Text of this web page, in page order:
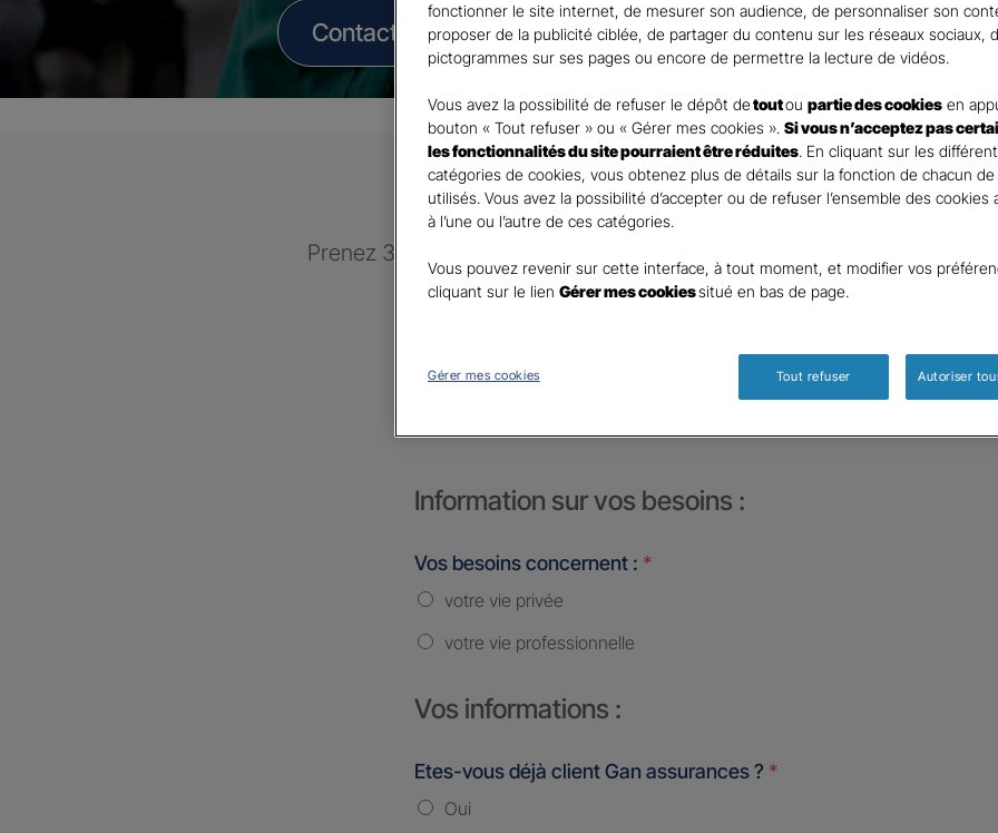
Contacter un Agent
DEMANDE DE DEVIS
Prenez 3 minutes pour remplir ce rapide questionnaire afin que
recontacte rapidement pour finaliser l’étude précise de
GAN ASSURANCES SOISSONS
Information sur vos besoins :
Vos besoins concernent : *
votre vie privée
votre vie professionnelle
Vos informations :
Etes-vous déjà client Gan assurances ? *
Oui
fonctionner le site internet, de mesurer son audience, de personnaliser son
proposer de la publicité ciblée, de partager du contenu sur les réseaux sociaux,
pictogrammes sur ses pages ou encore de permettre la lecture de vidéos.
Vous avez la possibilité de refuser le dépôt detoutou partie des cookies en
bouton « Tout refuser » ou « Gérer mes cookies ». Si vous n’acceptez pas
les fonctionnalités du site pourraient être réduites. En cliquant sur les
catégories de cookies, vous obtenez plus de détails sur la fonction de chacun
utilisés. Vous avez la possibilité d’accepter ou de refuser l’ensemble des cookies
à l’une ou l’autre de ces catégories.
Vous pouvez revenir sur cette interface, à tout moment, et modifier vos
cliquant sur le lien Gérer mes cookiessitué en bas de page.
Gérer mes cookies Tout refuser Autoriser